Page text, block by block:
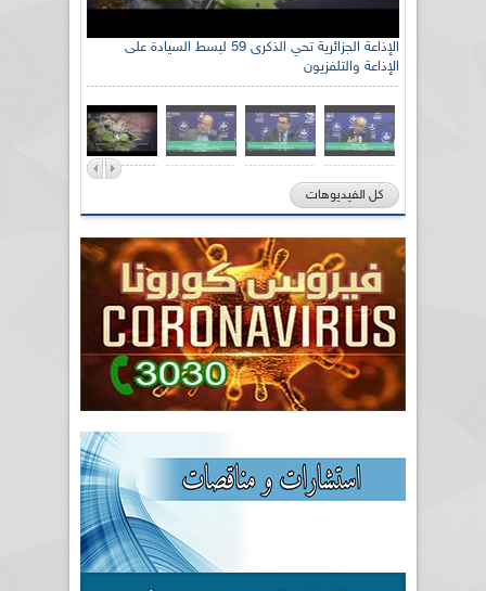
الإذاعة الجزائرية تحي الذكرى 59 لبسط السيادة على
الإذاعة والتلفزيون
كل الفيديوهات